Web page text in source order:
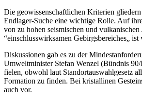
Die geowissenschaftlichen Kriterien
Endlager-Suche eine wichtige Rolle. Auf
von zu hohen seismischen und
“einschlusswirksamen Gebirgsbereiches„ ist
Diskussionen gab es zu der
Umweltminister Stefan Wenzel (Bündnis
fielen, obwohl laut Standortauswahlgesetz
Formation zu finden. Bei kristallinen
auch vor.